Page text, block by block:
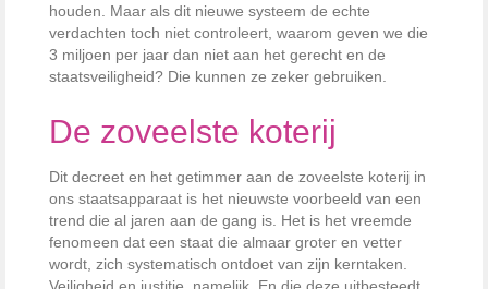
houden. Maar als dit nieuwe systeem de echte
verdachten toch niet controleert, waarom geven we die
3 miljoen per jaar dan niet aan het gerecht en de
staatsveiligheid? Die kunnen ze zeker gebruiken.
De zoveelste koterij
Dit decreet en het getimmer aan de zoveelste koterij in
ons staatsapparaat is het nieuwste voorbeeld van een
trend die al jaren aan de gang is. Het is het vreemde
fenomeen dat een staat die almaar groter en vetter
wordt, zich systematisch ontdoet van zijn kerntaken.
Veiligheid en justitie, namelijk. En die deze uitbesteedt